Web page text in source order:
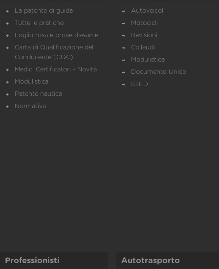
La patente di guida
Tutte le pratiche
Foglio rosa e prove d’esame
Carta di Qualificazione del
Conducente (CQC)
Medici Certificatori - Novità
Modulistica
Patente nautica
Normativa
Autoveicoli
Motocicli
Revisioni
Collaudi
Modulistica
Documento Unico
STED
Professionisti Autotrasporto